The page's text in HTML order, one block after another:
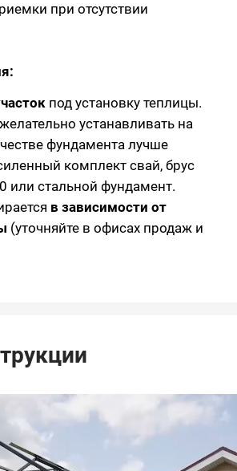
при отсутствии
под установку теплицы.
устанавливать на
фундамента лучше
комплект свай, брус
или стальной фундамент.
в зависимости от
(уточняйте в офисах продаж и